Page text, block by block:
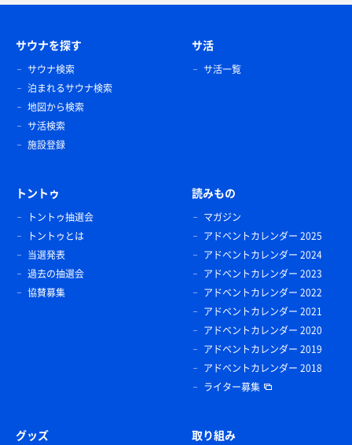
サウナを探す
サウナ検索
泊まれるサウナ検索
地図から検索
サ活検索
施設登録
サ活
サ活一覧
トントゥ
トントゥ抽選会
トントゥとは
当選発表
過去の抽選会
協賛募集
読みもの
マガジン
アドベントカレンダー 2025
アドベントカレンダー 2024
アドベントカレンダー 2023
アドベントカレンダー 2022
アドベントカレンダー 2021
アドベントカレンダー 2020
アドベントカレンダー 2019
アドベントカレンダー 2018
ライター募集
グッズ 取り組み